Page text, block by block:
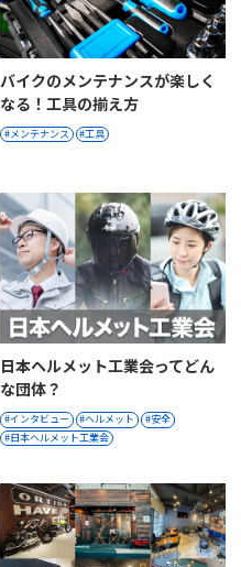
バイクのメンテナンスが楽しく
なる！工具の揃え方
メンテナンス 工具
日本ヘルメット工業会ってどん
な団体？
インタビュー ヘルメット
安全
日本ヘルメット工業会